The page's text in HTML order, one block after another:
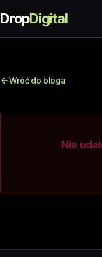
DropDigital
Wróć do bloga
Nie